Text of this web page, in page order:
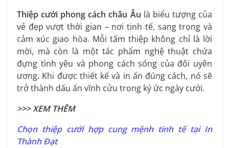
Thiệp cưới phong cách châu Âu là biểu tượng của
vẻ đẹp vượt thời gian – nơi tinh tế, sang trọng và
cảm xúc giao hòa. Mỗi tấm thiệp không chỉ là lời
mời, mà còn là một tác phẩm nghệ thuật chứa
đựng tình yêu và phong cách sống của đôi uyên
ương. Khi được thiết kế và in ấn đúng cách, nó sẽ
trở thành dấu ấn vĩnh cửu trong ký ức ngày cưới.
>>> XEM THÊM
Chọn thiệp cưới hợp cung mệnh tinh tế tại In
Thành Đạt